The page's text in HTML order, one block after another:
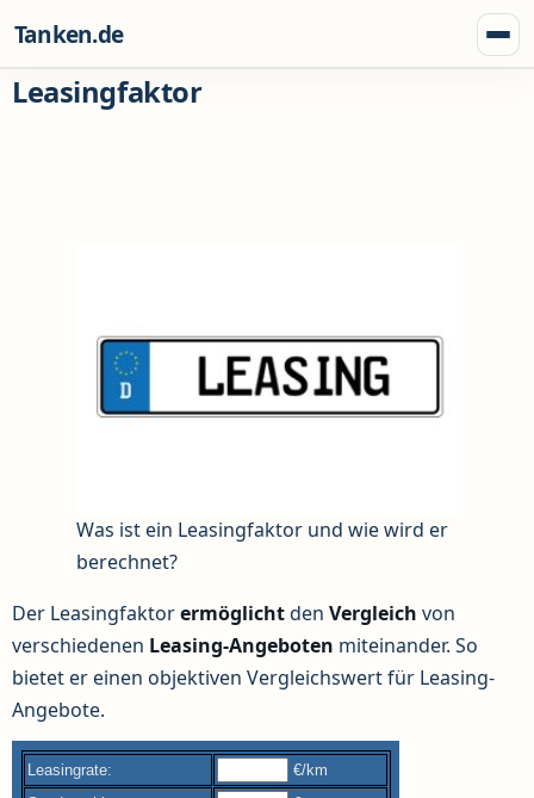
Tanken.de
Leasingfaktor
Was ist ein Leasingfaktor und wie wird er
berechnet?
Der Leasingfaktorermöglichtden Vergleich von
verschiedenen Leasing-Angeboten miteinander. So
bietet er einen objektiven Vergleichswert für Leasing-
Angebote.